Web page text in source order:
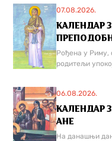
07.08.2026.
КАЛЕНДАР
Рођена у Риму,
родитељи
06.08.2026.
КАЛЕНДАР
АНЕ
На данашњи дан